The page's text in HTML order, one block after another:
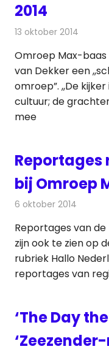
2014
13 oktober 2014
Omroep Max-
van Dekker een
omroep”. ,,De
cultuur; de
mee
Reportages
bij Omroep
6 oktober 2014
Reportages van
zijn ook te zien op
rubriek Hallo
reportages van
‘The Day